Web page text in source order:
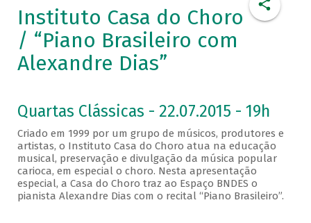
Instituto Casa do Choro
/ “Piano Brasileiro com
Alexandre Dias”
Quartas Clássicas - 22.07.2015 - 19h
Criado em 1999 por um grupo de músicos, produtores e
artistas, o Instituto Casa do Choro atua na educação
musical, preservação e divulgação da música popular
carioca, em especial o choro. Nesta apresentação
especial, a Casa do Choro traz ao Espaço BNDES o
pianista Alexandre Dias com o recital “Piano Brasileiro”.